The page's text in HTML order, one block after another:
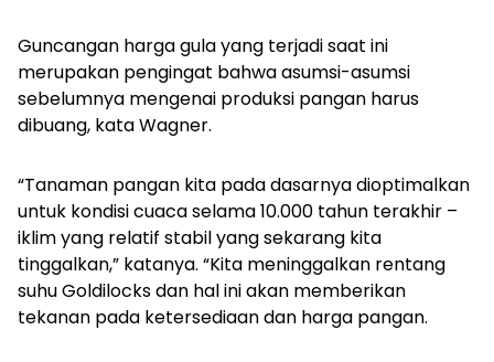
Guncangan harga gula yang terjadi saat ini
merupakan pengingat bahwa asumsi-asumsi
sebelumnya mengenai produksi pangan harus
dibuang, kata Wagner.
“Tanaman pangan kita pada dasarnya dioptimalkan
untuk kondisi cuaca selama 10.000 tahun terakhir –
iklim yang relatif stabil yang sekarang kita
tinggalkan,” katanya. “Kita meninggalkan rentang
suhu Goldilocks dan hal ini akan memberikan
tekanan pada ketersediaan dan harga pangan.